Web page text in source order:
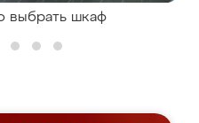
выбрать шкаф